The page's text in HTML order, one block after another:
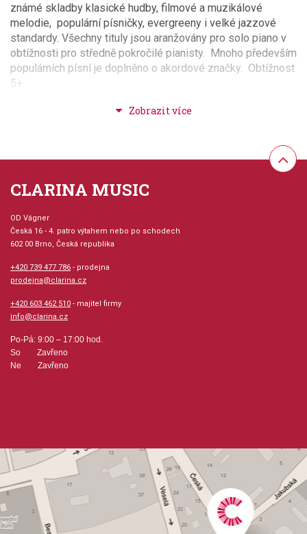
známé skladby klasické hudby, filmové a muzikálové
melodie, populární písničky, evergreeny i velké jazzové
standardy. Všechny tituly jsou aranžovány pro solo piano v
obtížnosti pro středně pokročilé pianisty. Mnoho především
populárních písní je doplněno o akordové značky. Obtížnost
5+
Hudební styl: populární + rocková hudba, muzikály +
blues + ragtime + swing
Počet skladeb: 40
Počet stran: 159
hudební úprava: klavír / akordy, klavír
Výrobce: WISE PUBLICATIONS
Obsahuje:
A Night In Tunisia [Paparelli, Frank] [Gillespie, Dizzy] Ada
CLARINA MUSIC
OD Vágner
Česká 16 - 4. patro výtahem nebo po schodech
602 00 Brno, Česká republika
+420 739 477 786 - prodejna
prodejna@clarina.cz
+420 603 462 510 - majitel firmy
info@clarina.cz
Po-Pá: 9:00 – 17:00 hod.
So Zavřeno
Ne Zavřeno